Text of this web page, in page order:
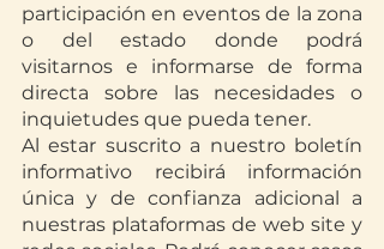
participación en eventos de la zona
o del estado donde podrá
visitarnos e informarse de forma
directa sobre las necesidades o
inquietudes que pueda tener.
Al estar suscrito a nuestro boletín
informativo recibirá información
única y de confianza adicional a
nuestras plataformas de web site y